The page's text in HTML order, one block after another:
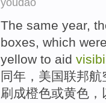
The same year,
boxes which were
yellow to aid
同年 ， 美国联邦航
刷成橙色或黄色 ，